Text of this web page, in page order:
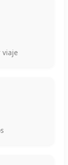
viaje